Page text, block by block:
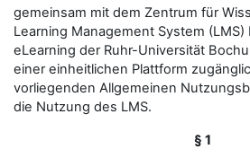
gemeinsam mit dem Zentrum für
Learning Management System (LMS)
eLearning der Ruhr-Universität
einer einheitlichen Plattform
vorliegenden Allgemeinen
die Nutzung des LMS.
§ 1